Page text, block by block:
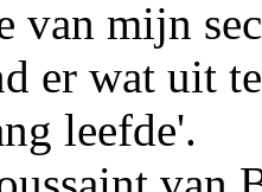
mijn
er wat uit
leefde'.